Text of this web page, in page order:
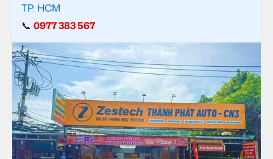
TP. HCM
📞 0977 383 567